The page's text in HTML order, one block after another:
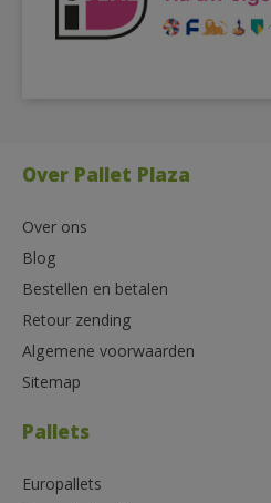
Over Pallet Plaza
Over ons
Blog
Bestellen en betalen
Retour zending
Algemene voorwaarden
Sitemap
Pallets
Europallets